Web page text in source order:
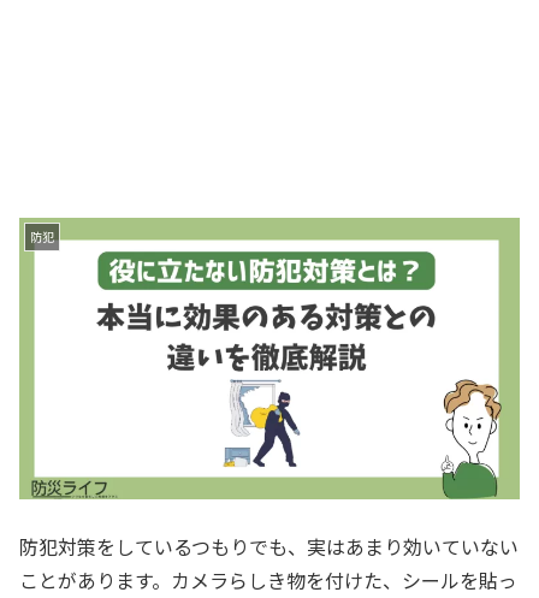
防犯
防犯対策をしているつもりでも、実はあまり効いていない
ことがあります。カメラらしき物を付けた、シールを貼っ